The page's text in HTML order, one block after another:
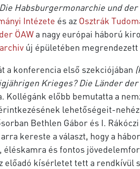
Die Habsburgermonarchie und
Intézete és az Osztrák
ÖAW a nagy európai háború
új épületében
a konferencia első szekciójában
Krieges? Die Länder
előbb bemutatta a
lehetőségeit-
Bethlen Gábor és I.
arra kereste a választ, hogy a
és fontos
előadó kísérletet tett a rendkívül